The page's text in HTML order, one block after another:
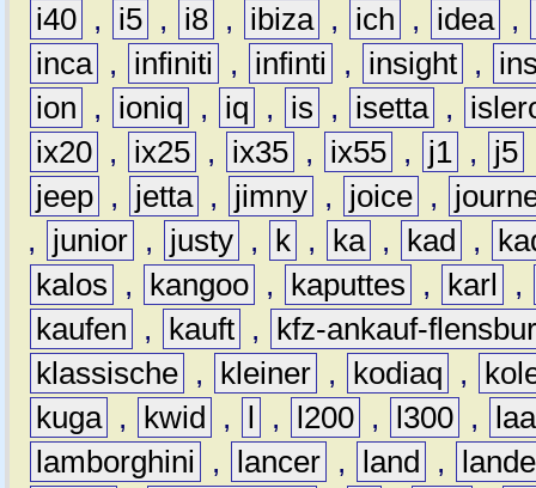
i40 , i5 , i8 , ibiza , ich , idea ,
inca , infiniti , infinti , insight ,
ion
, ioniq , iq , is , isetta ,
ix20 , ix25 , ix35 , ix55 , j1 , j5
jeep , jetta , jimny , joice ,
,
junior , justy , k , ka , kad ,
kalos
, kangoo , kaputtes , karl
,
kaufen
, kauft ,
kfz-ankauf-
klassische , kleiner , kodiaq ,
kuga , kwid , l , l200 , l300 ,
lamborghini
, lancer , land ,